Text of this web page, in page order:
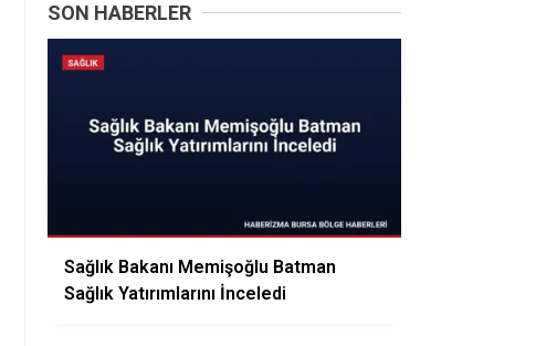
SON HABERLER
Sağlık Bakanı Memişoğlu Batman
Sağlık Yatırımlarını İnceledi